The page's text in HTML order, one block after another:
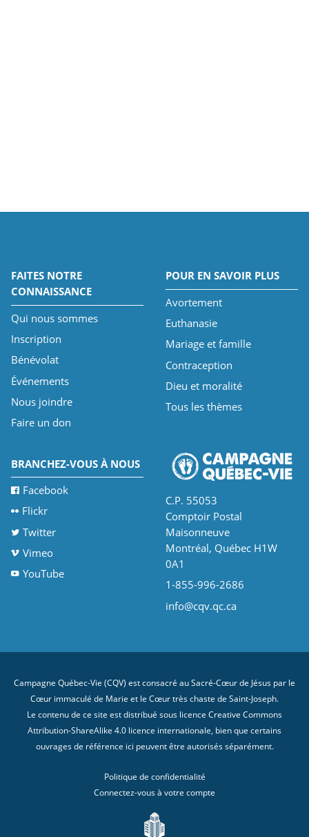
FAITES NOTRE
CONNAISSANCE
Qui nous sommes
Inscription
Bénévolat
Événements
Nous joindre
Faire un don
POUR EN SAVOIR PLUS
Avortement
Euthanasie
Mariage et famille
Contraception
Dieu et moralité
Tous les thèmes
BRANCHEZ-VOUS À NOUS
Facebook
Flickr
Twitter
Vimeo
YouTube
C.P. 55053
Comptoir Postal
Maisonneuve
Montréal, Québec H1W
0A1
1-855-996-2686
info@cqv.qc.ca
Campagne Québec-Vie (CQV) est consacré au Sacré-Cœur de Jésus par le
Cœur immaculé de Marie et le Cœur très chaste de Saint-Joseph.
Le contenu de ce site est distribué sous licence Creative Commons
Attribution-ShareAlike 4.0 licence internationale , bien que certains
ouvrages de référence ici peuvent être autorisés séparément.
Politique de confidentialité
Connectez-vous à votre compte